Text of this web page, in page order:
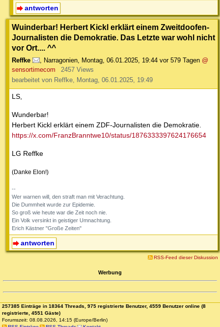
antworten
Wuinderbar! Herbert Kickl erklärt einem Zweitdoofen-
Journalisten die Demokratie. Das Letzte war wohl nicht
vor Ort.... ^^
Reffke , Narragonien, Montag, 06.01.2025, 19:44 vor 579 Tagen @
sensortimecom
2457 Views
bearbeitet von Reffke, Montag, 06.01.2025, 19:49
LS,
Wunderbar!
Herbert Kickl erklärt einem ZDF-Journalisten die Demokratie.
https://x.com/FranzBranntwe10/status/1876333397624176654
LG Reffke
(Danke Elon!)
--
Wer warnen will, den straft man mit Verachtung.
Die Dummheit wurde zur Epidemie.
So groß wie heute war die Zeit noch nie.
Ein Volk versinkt in geistiger Umnachtung.
Erich Kästner "Große Zeiten"
antworten
RSS-Feed dieser Diskussion
Werbung
257385 Einträge in 18364 Threads, 975 registrierte Benutzer, 4559 Benutzer online (8
registrierte, 4551 Gäste)
Forumszeit: 08.08.2026, 14:15 (Europe/Berlin)